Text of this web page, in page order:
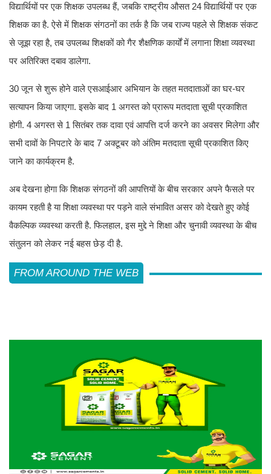
विद्यार्थियों पर एक शिक्षक उपलब्ध हैं, जबकि राष्ट्रीय औसत 24 विद्यार्थियों पर एक
शिक्षक का है. ऐसे में शिक्षक संगठनों का तर्क है कि जब राज्य पहले से शिक्षक संकट
से जूझ रहा है, तब उपलब्ध शिक्षकों को गैर शैक्षणिक कार्यों में लगाना शिक्षा व्यवस्था
पर अतिरिक्त दबाव डालेगा.
30 जून से शुरू होने वाले एसआईआर अभियान के तहत मतदाताओं का घर-घर
सत्यापन किया जाएगा. इसके बाद 1 अगस्त को प्रारूप मतदाता सूची प्रकाशित
होगी. 4 अगस्त से 1 सितंबर तक दावा एवं आपत्ति दर्ज करने का अवसर मिलेगा और
सभी दावों के निपटारे के बाद 7 अक्टूबर को अंतिम मतदाता सूची प्रकाशित किए
जाने का कार्यक्रम है.
अब देखना होगा कि शिक्षक संगठनों की आपत्तियों के बीच सरकार अपने फैसले पर
कायम रहती है या शिक्षा व्यवस्था पर पड़ने वाले संभावित असर को देखते हुए कोई
वैकल्पिक व्यवस्था करती है. फिलहाल, इस मुद्दे ने शिक्षा और चुनावी व्यवस्था के बीच
संतुलन को लेकर नई बहस छेड़ दी है.
FROM AROUND THE WEB